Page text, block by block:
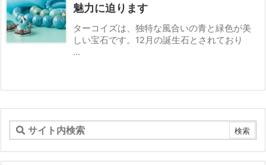
魅力に迫ります
ターコイズは、独特な風合いの青と緑色が美
しい宝石です。12月の誕生石とされており
...